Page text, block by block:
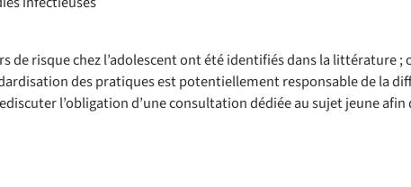
de risque chez l’adolescent ont été identifiés dans la littérature ;
des pratiques est potentiellement responsable de la
l’obligation d’une consultation dédiée au sujet jeune